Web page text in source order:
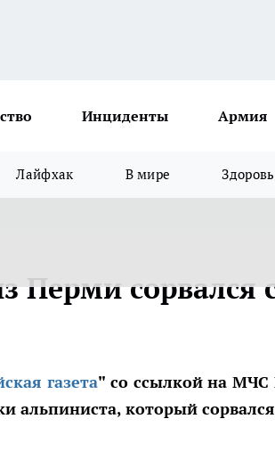
Инциденты Армия
Лайфхак В мире
Перми сорвался
газета" со ссылкой на МЧС
альпиниста, который